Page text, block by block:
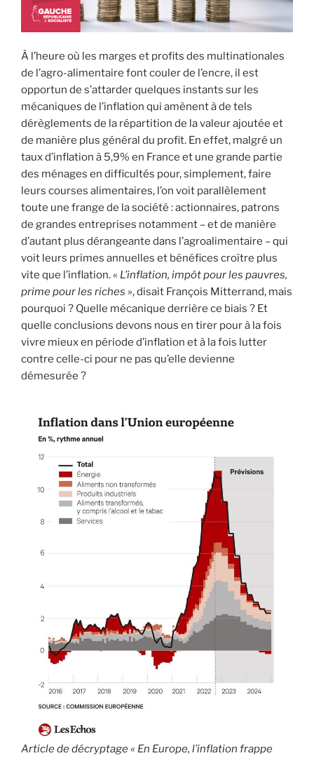
À l’heure où les marges et profits des multinationales
de l’agro-alimentaire font couler de l’encre, il est
opportun de s’attarder quelques instants sur les
mécaniques de l’inflation qui amènent à de tels
dérèglements de la répartition de la valeur ajoutée et
de manière plus général du profit. En effet, malgré un
taux d’inflation à 5,9% en France et une grande partie
des ménages en difficultés pour, simplement, faire
leurs courses alimentaires, l’on voit parallèlement
toute une frange de la société : actionnaires, patrons
de grandes entreprises notamment – et de manière
d’autant plus dérangeante dans l’agroalimentaire – qui
voit leurs primes annuelles et bénéfices croître plus
vite que l’inflation. « L’inflation, impôt pour les pauvres,
prime pour les riches », disait François Mitterrand, mais
pourquoi ? Quelle mécanique derrière ce biais ? Et
quelle conclusions devons nous en tirer pour à la fois
vivre mieux en période d’inflation et à la fois lutter
contre celle-ci pour ne pas qu’elle devienne
démesurée ?
Article de décryptage « En Europe, l’inflation frappe